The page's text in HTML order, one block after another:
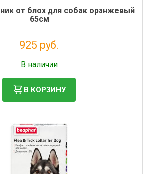
от блох для собак оранжевый
65см
925 руб.
В наличии
В КОРЗИНУ